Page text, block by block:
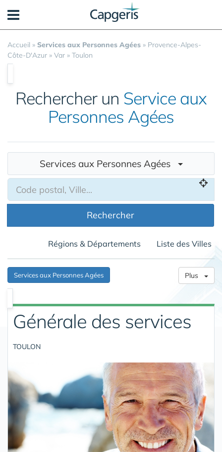
Accueil » Services aux Personnes Agées » Provence-Alpes-
Côte-D'Azur » Var » Toulon
Rechercher un Service aux
Personnes Agées
Services aux Personnes Agées
Rechercher
Régions & Départements Liste des Villes
Services aux Personnes Agées Plus
Générale des services
TOULON